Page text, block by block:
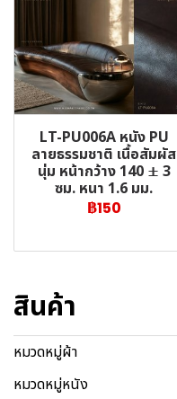
LT-PU006A หนัง PU
ลายธรรมชาติ เนื้อสัมผัส
นุ่ม หน้ากว้าง 140 ± 3
ซม. หนา 1.6 มม.
฿150
สินค้า
หมวดหมู่ผ้า
หมวดหมู่หนัง